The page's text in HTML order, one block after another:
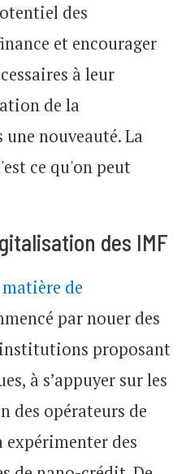
des
et encourager
à leur
de la
une nouveauté. La
ce qu'on peut
des IMF
de
par nouer des
proposant
à s’appuyer sur les
des opérateurs de
des